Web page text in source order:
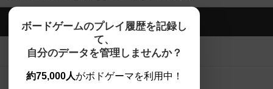
ボードゲームのプレイ履歴を記録し
て、
自分のデータを管理しませんか？
約75,000人がボドゲーマを利用中！
ボドゲーマTOP
ボードゲームを検索する
ボードゲームの新着レビュー